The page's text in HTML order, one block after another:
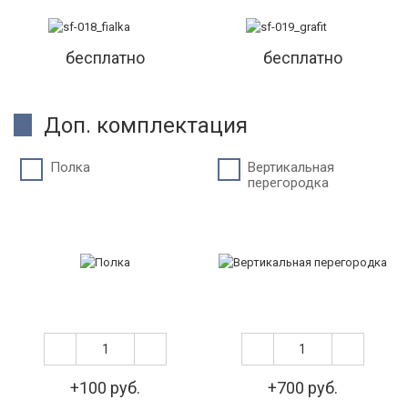
бесплатно бесплатно
Доп. комплектация
Полка
+100 руб.
Вертикальная
перегородка
+700 руб.